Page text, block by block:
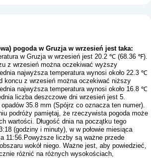
pogoda w Gruzja w wrzesień jest taka:
w Gruzja w wrzesień jest 20.2 ℃ (68.36 ℉).
z wrzesień można oczekiwać wyższy
najwyższa temperatura wynosi około 22.3 ℃
koncu z wrzesień można oczekiwać niższy
najwyższa temperatura wynosi około 16.8 ℃
liczba deszczowe dni wrzesień jest 5.
35.8 mm (Spójrz co oznacza ten numer).
podróży pamiętaj, że rzeczywista pogoda może
wartości. Długość dnia na początku tego
(godziny i minuty), w w połowie miesiąca
11:56.Powyższe liczby są ważne przede
wokół niego. Ważne jest, aby powiedzieć,
różnić na różnych wysokościach,